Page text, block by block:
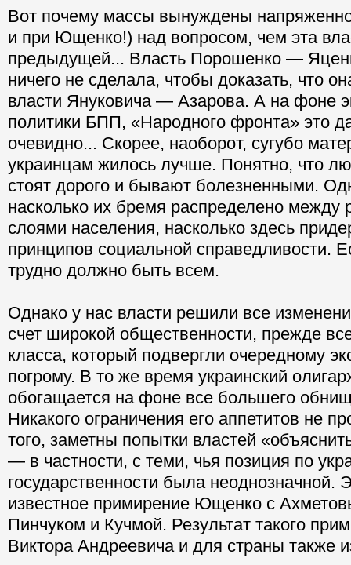
Вот почему массы вынуждены
и при Ющенко!) над вопросом, чем эта
предыдущей... Власть Порошенко —
ничего не сделала, чтобы доказать, что
власти Януковича — Азарова. А на фоне
политики БПП, «Народного фронта» это
очевидно... Скорее, наоборот, сугубо
украинцам жилось лучше. Понятно, что
стоят дорого и бывают болезненными.
насколько их бремя распределено между
слоями населения, насколько здесь
принципов социальной справедливости.
трудно должно быть всем.
Однако у нас власти решили все
счет широкой общественности, прежде
класса, который подвергли очередному
погрому. В то же время украинский
обогащается на фоне все большего
Никакого ограничения его аппетитов не
того, заметны попытки властей
— в частности, с теми, чья позиция по
государственности была неоднозначной.
известное примирение Ющенко с
Пинчуком и Кучмой. Результат такого
Виктора Андреевича и для страны также